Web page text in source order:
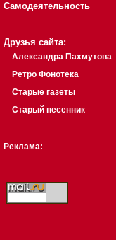
Самодеятельность
Друзья сайта:
Александра Пахмутова
Ретро Фонотека
Старые газеты
Старый песенник
Реклама: